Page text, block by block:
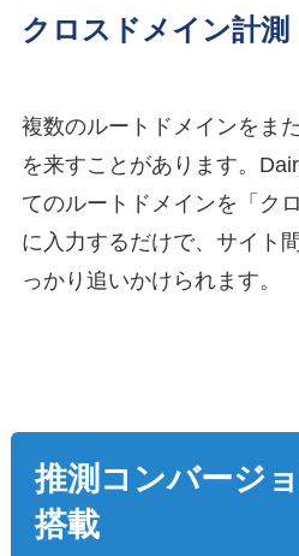
クロスドメイン計測
複数のルートドメインをま
を来すことがあります。
てのルートドメインを「ク
に入力するだけで、サイト
っかり追いかけられます。
推測コンバージ
搭載